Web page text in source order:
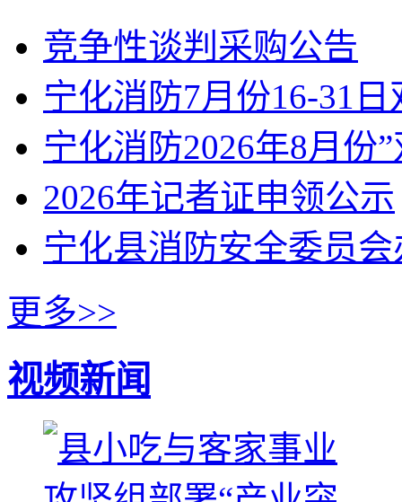
竞争性谈判采购公告
宁化消防7月份16-31
宁化消防2026年8月份
2026年记者证申领公示
宁化县消防安全委员
更多>>
视频新闻